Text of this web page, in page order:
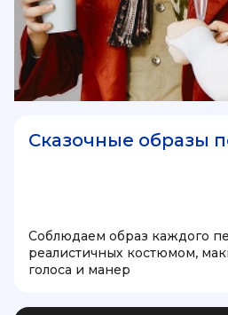
Сказочные образы
Соблюдаем образ каждого
реалистичных костюмом,
голоса и манер